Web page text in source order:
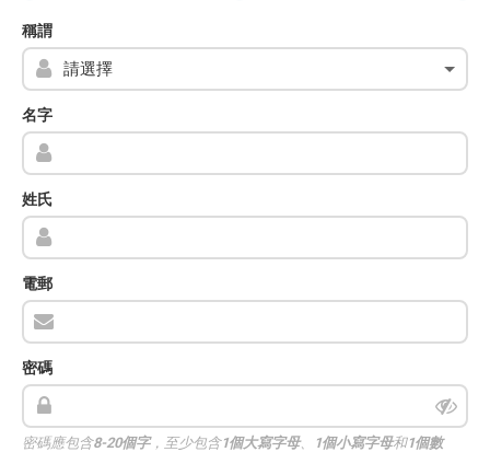
稱謂
名字
姓氏
電郵
密碼
密碼應包含8-20個字，至少包含1個大寫字母、 1個小寫字母和1個數